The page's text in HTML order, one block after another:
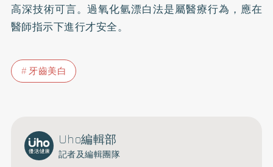
高深技術可言。過氧化氫漂白法是屬醫療行為，應在
醫師指示下進行才安全。
牙齒美白
Uho編輯部
記者及編輯團隊